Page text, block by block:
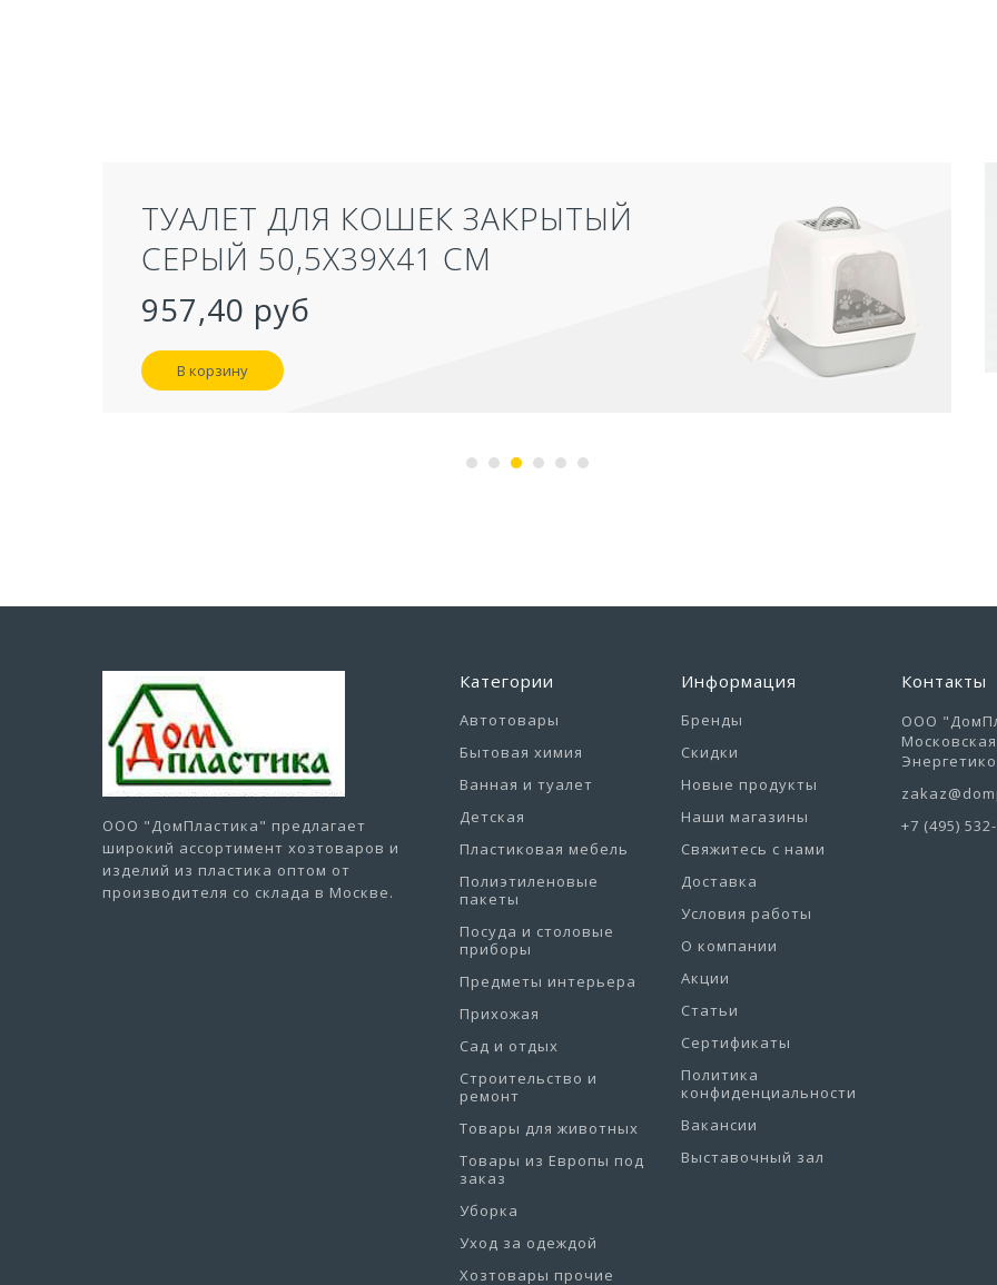
ТУАЛЕТ ДЛЯ КОШЕК ЗАКРЫТЫЙ
СЕРЫЙ 50,5Х39Х41 СМ
957,40 руб
В корзину
ООО "ДомПластика" предлагает
широкий ассортимент хозтоваров и
изделий из пластика оптом от
производителя со склада в Москве.
Категории
Автотовары
Бытовая химия
Ванная и туалет
Детская
Пластиковая мебель
Полиэтиленовые
пакеты
Посуда и столовые
приборы
Предметы интерьера
Прихожая
Сад и отдых
Строительство и
ремонт
Товары для животных
Товары из Европы под
заказ
Уборка
Уход за одеждой
Хозтовары прочие
Информация
Бренды
Скидки
Новые продукты
Наши магазины
Свяжитесь с нами
Доставка
Условия работы
О компании
Акции
Статьи
Сертификаты
Политика
конфиденциальности
Вакансии
Выставочный зал
Контакты
ООО
+7 (495)